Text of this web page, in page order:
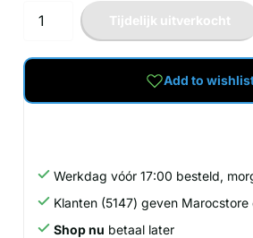
Tijdelijk uitverkocht
Add to
Werkdag vóór 17:00 besteld,
Klanten (5147) geven Marocstore
Shop nu betaal later